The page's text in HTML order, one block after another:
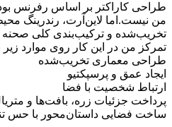
طراحی کاراکتر بر اساس رفرنس
من نیست. اما لاین‌آرت، رندرینگ
تخریب‌شده و ترکیب‌بندی کلی
تمرکز من در این کار روی موارد زیر
طراحی معماری تخریب‌شده
ایجاد عمق و پرسپکتیو
ارتباط شخصیت با فضا
پرداخت جزئیات زره، بافت‌ها و
ساخت فضایی داستان‌محور با حس